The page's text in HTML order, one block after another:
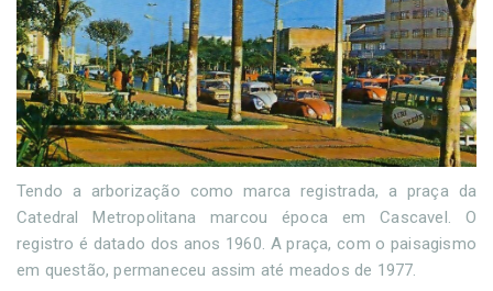
Tendo a arborização como marca registrada, a praça da
Catedral Metropolitana marcou época em Cascavel. O
registro é datado dos anos 1960. A praça, com o paisagismo
em questão, permaneceu assim até meados de 1977.